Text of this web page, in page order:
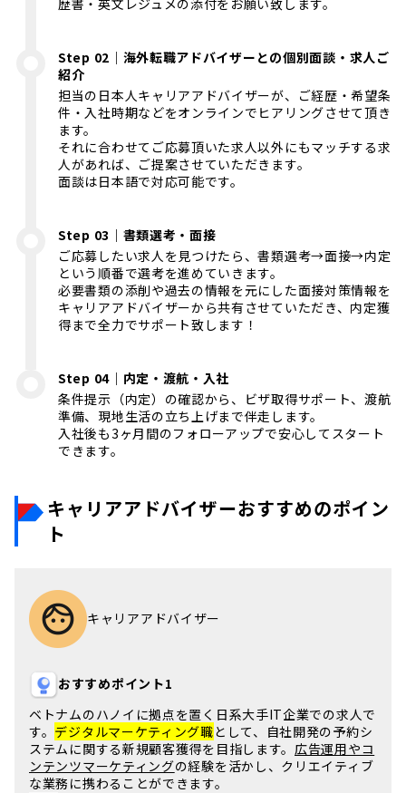
Step 02｜海外転職アドバイザーとの個別面談・求人ご
紹介
担当の日本人キャリアアドバイザーが、ご経歴・希望条
件・入社時期などをオンラインでヒアリングさせて頂き
ます。
それに合わせてご応募頂いた求人以外にもマッチする求
人があれば、ご提案させていただきます。
面談は日本語で対応可能です。
Step 03｜書類選考・面接
ご応募したい求人を見つけたら、書類選考→面接→内定
という順番で選考を進めていきます。
必要書類の添削や過去の情報を元にした面接対策情報を
キャリアアドバイザーから共有させていただき、内定獲
得まで全力でサポート致します！
Step 04｜内定・渡航・入社
条件提示（内定）の確認から、ビザ取得サポート、渡航
準備、現地生活の立ち上げまで伴走します。
入社後も3ヶ月間のフォローアップで安心してスタート
できます。
キャリアアドバイザーおすすめのポイン
ト
キャリアアドバイザー
おすすめポイント1
ベトナムのハノイ に拠点を置く日系大手IT企業での求人で
す。 デジタルマーケティング職として、
自社開発の予約シ
ステム に関する新規顧客獲得を目指します。 広告運用やコ
ンテンツマーケティングの経験を活かし、 クリエイティブ
な業務 に携わることができます。